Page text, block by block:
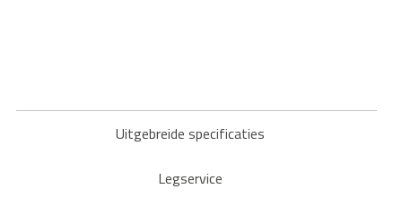
Uitgebreide specificaties
Legservice